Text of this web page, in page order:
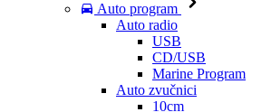
Auto program
Auto radio
USB
CD/USB
Marine Program
Auto zvučnici
10cm